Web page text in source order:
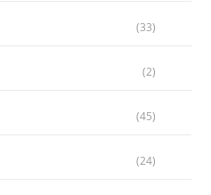
(33)
(2)
(45)
(24)